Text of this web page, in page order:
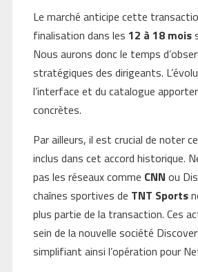
Le marché anticipe cette
finalisation dans les 12 à 18 mois
Nous aurons donc le temps
stratégiques des dirigeants.
l’interface et du catalogue
concrètes.
Par ailleurs, il est crucial de noter
inclus dans cet accord historique.
pas les réseaux comme CNN ou
chaînes sportives de TNT Sports
plus partie de la transaction. Ces
sein de la nouvelle société
simplifiant ainsi l’opération pour